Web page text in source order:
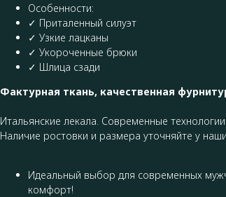
Особенности:
✓ Приталенный силуэт
✓ Узкие лацканы
✓ Укороченные брюки
✓ Шлица сзади
Фактурная ткань, качественная
Итальянские лекала. Современные
Наличие ростовки и размера уточняйте у
Идеальный выбор для современных
комфорт!